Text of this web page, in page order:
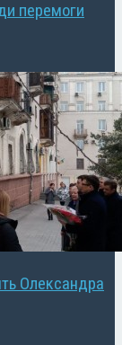
перемоги
Олександра